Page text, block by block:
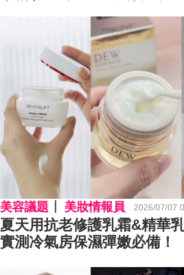
美容議題 美妝情報員 2026/07/07
夏天用抗老修護乳霜&精華
實測冷氣房保濕彈嫩必備！